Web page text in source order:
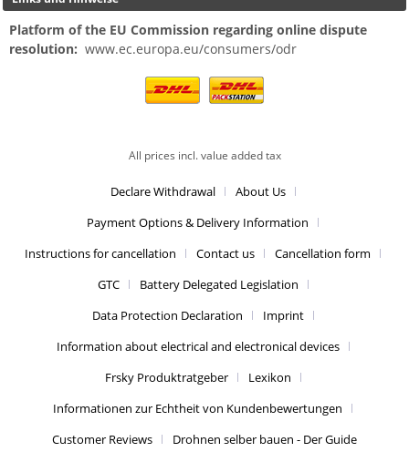
Platform of the EU Commission regarding online dispute
resolution: www.ec.europa.eu/consumers/odr
All prices incl. value added tax
Declare Withdrawal
About Us
Payment Options & Delivery Information
Instructions for cancellation
Contact us
Cancellation form
GTC
Battery Delegated Legislation
Data Protection Declaration
Imprint
Information about electrical and electronical devices
Frsky Produktratgeber
Lexikon
Informationen zur Echtheit von Kundenbewertungen
Customer Reviews
Drohnen selber bauen - Der Guide